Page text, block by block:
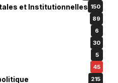
et Institutionnelles 150
89
6
30
5
45
215